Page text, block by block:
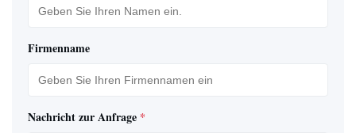
Firmenname
Nachricht zur Anfrage *